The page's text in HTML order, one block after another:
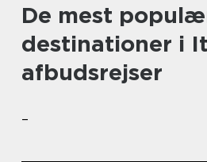
De mest
destinationer i
afbudsrejser
–